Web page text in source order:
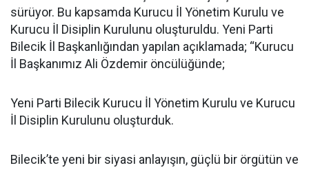
sürüyor. Bu kapsamda Kurucu İl Yönetim Kurulu ve
Kurucu İl Disiplin Kurulunu oluşturuldu. Yeni Parti
Bilecik İl Başkanlığından yapılan açıklamada; “Kurucu
İl Başkanımız Ali Özdemir öncülüğünde;
Yeni Parti Bilecik Kurucu İl Yönetim Kurulu ve Kurucu
İl Disiplin Kurulunu oluşturduk.
Bilecik’te yeni bir siyasi anlayışın, güçlü bir örgütün ve